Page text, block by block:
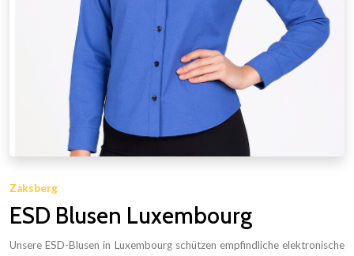
Zaksberg
ESD Blusen Luxembourg
Unsere ESD-Blusen in Luxembourg schützen empfindliche elektronische